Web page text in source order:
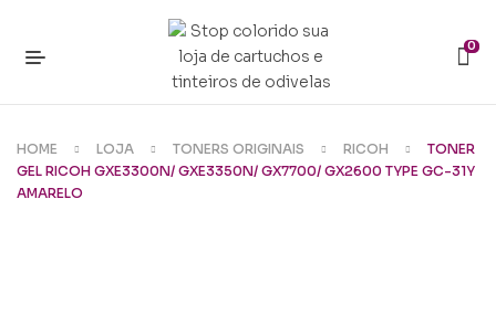
0
HOME LOJA TONERS ORIGINAIS RICOH
TONER
GEL RICOH GXE3300N/ GXE3350N/ GX7700/ GX2600 TYPE GC-31Y
AMARELO